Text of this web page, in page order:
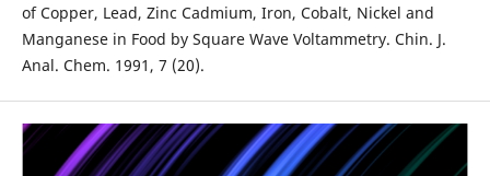
of Copper, Lead, Zinc Cadmium, Iron, Cobalt, Nickel and
Manganese in Food by Square Wave Voltammetry. Chin. J.
Anal. Chem. 1991, 7 (20).